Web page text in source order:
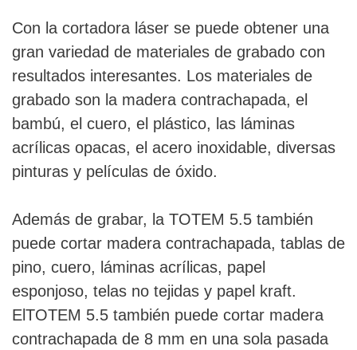
Con la cortadora láser se puede obtener una
gran variedad de materiales de grabado con
resultados interesantes. Los materiales de
grabado son la madera contrachapada, el
bambú, el cuero, el plástico, las láminas
acrílicas opacas, el acero inoxidable, diversas
pinturas y películas de óxido.
Además de grabar, la TOTEM 5.5 también
puede cortar madera contrachapada, tablas de
pino, cuero, láminas acrílicas, papel
esponjoso, telas no tejidas y papel kraft.
ElTOTEM 5.5 también puede cortar madera
contrachapada de 8 mm en una sola pasada